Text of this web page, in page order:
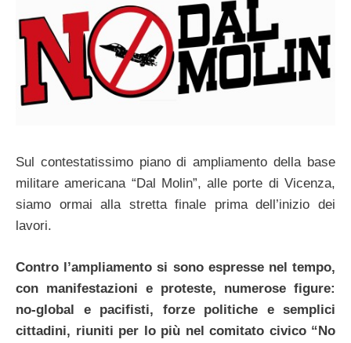
Sul contestatissimo piano di ampliamento della base
militare americana “Dal Molin”, alle porte di Vicenza,
siamo ormai alla stretta finale prima dell’inizio dei
lavori.
Contro l’ampliamento si sono espresse nel tempo,
con manifestazioni e proteste, numerose figure:
no-global e pacifisti, forze politiche e semplici
cittadini, riuniti per lo più nel comitato civico “No